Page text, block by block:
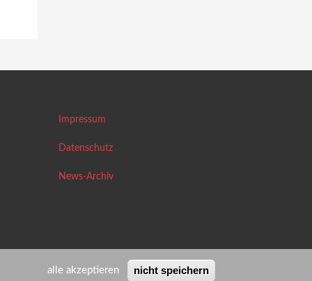
Impressum
Datenschutz
News-Archiv
alle akzeptieren nicht speichern